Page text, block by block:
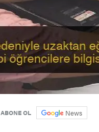
ABONE OL News